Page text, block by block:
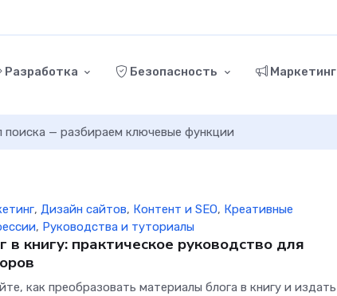
Разработка Безопасность Маркетинг
поиска — разбираем ключевые функции
,Дизайн сайтов, Контент и SEO, Креативные
, Руководства и туториалы
в книгу: практическое руководство для
как преобразовать материалы блога в книгу и издать